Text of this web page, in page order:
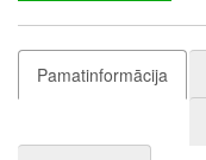
Pamatinformācija